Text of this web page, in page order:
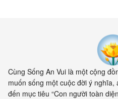
kết nối. Khía cạnh quan trọng
nhất của sự sống không còn là
vật nữa, mà là mối liên hệ giữa
các vật.
Cùng Sống An Vui là một cộng
muốn sống một cuộc đời ý
đến mục tiêu “Con người toàn